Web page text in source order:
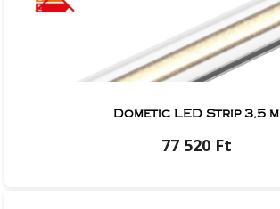
Dometic LED Strip 3,5 m
77 520 Ft